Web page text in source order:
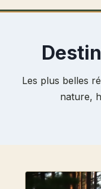
Les plus belles
nature,